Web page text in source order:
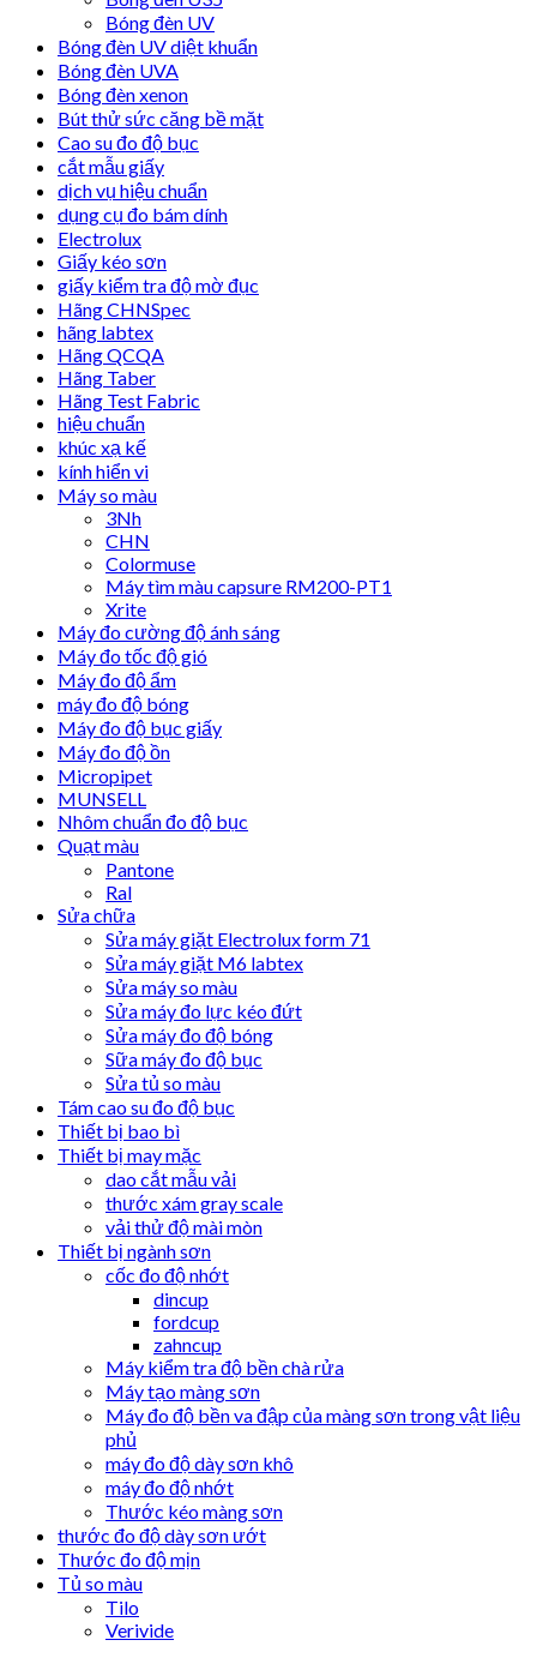
Bóng đèn UV
Bóng đèn UV diệt khuẩn
Bóng đèn UVA
Bóng đèn xenon
Bút thử sức căng bề mặt
Cao su đo độ bục
cắt mẫu giấy
dịch vụ hiệu chuẩn
dụng cụ đo bám dính
Electrolux
Giấy kéo sơn
giấy kiểm tra độ mờ đục
Hãng CHNSpec
hãng labtex
Hãng QCQA
Hãng Taber
Hãng Test Fabric
hiệu chuẩn
khúc xạ kế
kính hiển vi
Máy so màu
3Nh
CHN
Colormuse
Máy tìm màu capsure RM200-PT1
Xrite
Máy đo cường độ ánh sáng
Máy đo tốc độ gió
Máy đo độ ẩm
máy đo độ bóng
Máy đo độ bục giấy
Máy đo độ ồn
Micropipet
MUNSELL
Nhôm chuẩn đo độ bục
Quạt màu
Pantone
Ral
Sửa chữa
Sửa máy giặt Electrolux form 71
Sửa máy giặt M6 labtex
Sửa máy so màu
Sửa máy đo lực kéo đứt
Sửa máy đo độ bóng
Sữa máy đo độ bục
Sửa tủ so màu
Tám cao su đo độ bục
Thiết bị bao bì
Thiết bị may mặc
dao cắt mẫu vải
thước xám gray scale
vải thử độ mài mòn
Thiết bị ngành sơn
cốc đo độ nhớt
dincup
fordcup
zahncup
Máy kiểm tra độ bền chà rửa
Máy tạo màng sơn
Máy đo độ bền va đập của màng sơn trong vật liệu
phủ
máy đo độ dày sơn khô
máy đo độ nhớt
Thước kéo màng sơn
thước đo độ dày sơn ướt
Thước đo độ mịn
Tủ so màu
Tilo
Verivide